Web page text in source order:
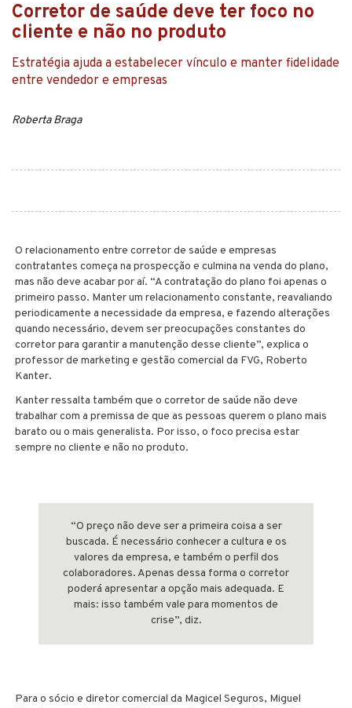
Corretor de saúde deve ter foco no
cliente e não no produto
Estratégia ajuda a estabelecer vínculo e manter fidelidade
entre vendedor e empresas
Roberta Braga
O relacionamento entre corretor de saúde e empresas
contratantes começa na prospecção e culmina na venda do plano,
mas não deve acabar por aí. “A contratação do plano foi apenas o
primeiro passo. Manter um relacionamento constante, reavaliando
periodicamente a necessidade da empresa, e fazendo alterações
quando necessário, devem ser preocupações constantes do
corretor para garantir a manutenção desse cliente”, explica o
professor de marketing e gestão comercial da FVG, Roberto
Kanter.
Kanter ressalta também que o corretor de saúde não deve
trabalhar com a premissa de que as pessoas querem o plano mais
barato ou o mais generalista. Por isso, o foco precisa estar
sempre no cliente e não no produto.
“O preço não deve ser a primeira coisa a ser
buscada. É necessário conhecer a cultura e os
valores da empresa, e também o perfil dos
colaboradores. Apenas dessa forma o corretor
poderá apresentar a opção mais adequada. E
mais: isso também vale para momentos de
crise”, diz.
Para o sócio e diretor comercial da Magicel Seguros, Miguel